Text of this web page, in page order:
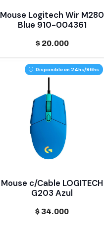
Mouse Logitech Wir M280
Blue 910-004361
$20.000
Disponible en 24hs/96hs
Mouse c/Cable LOGITECH
G203 Azul
$ 34.000